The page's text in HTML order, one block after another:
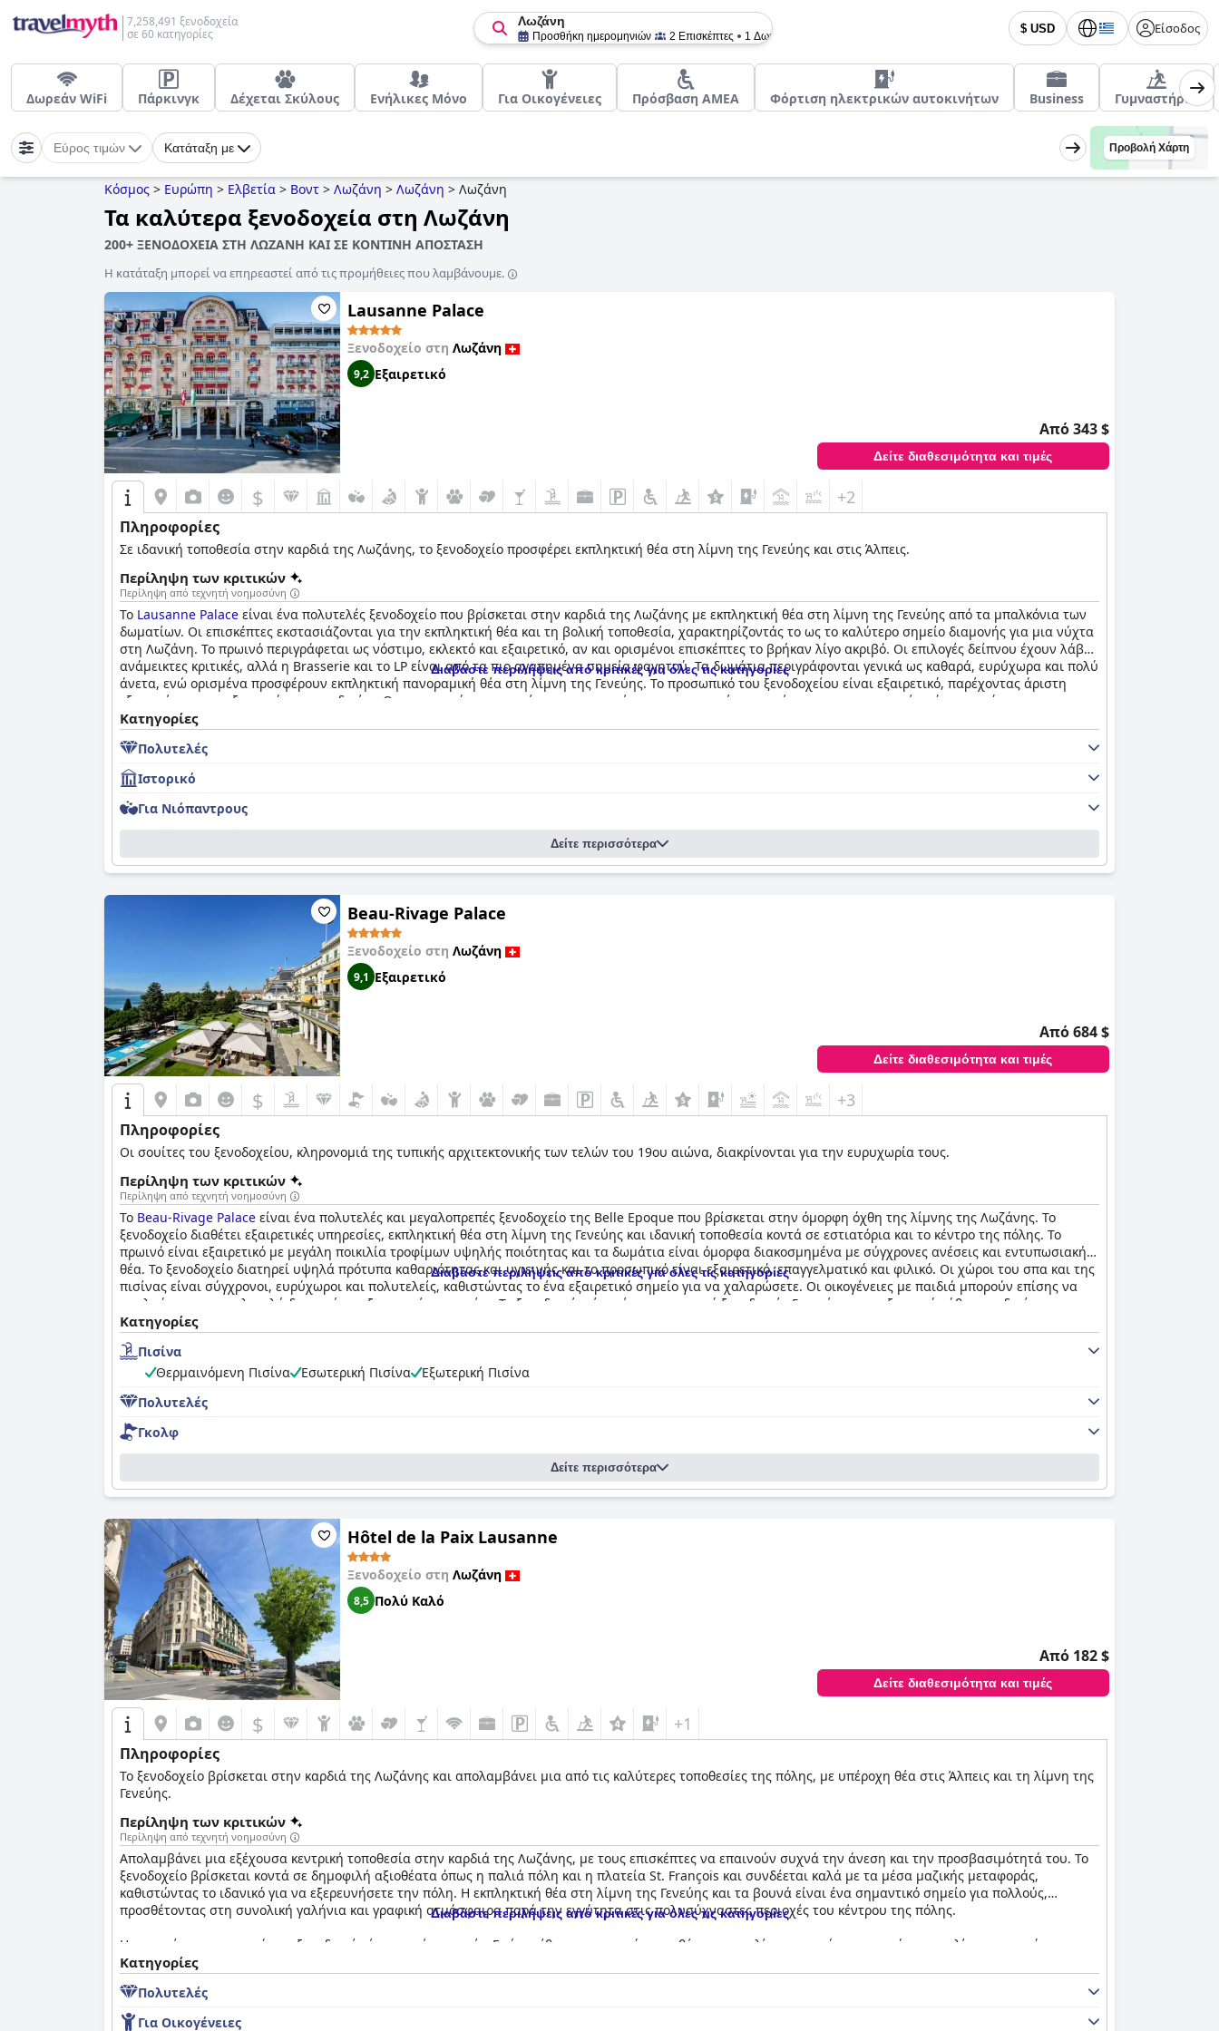
7,258,491 ξενοδοχεία
σε 60 κατηγορίες
$ USD Είσοδος
Λωζάνη
Προσθήκη ημερομηνιών 2 Επισκέπτες 1 Δωμάτιο
Δωρεάν WiFi Πάρκινγκ Δέχεται Σκύλους Ενήλικες Μόνο Για Οικογένειες Πρόσβαση ΑΜΕΑ Φόρτιση ηλεκτρικών αυτοκινήτων Business Γυμναστήριο
Εύρος τιμών Κατάταξη με Προβολή Χάρτη
Κόσμος > Ευρώπη > Ελβετία > Βοντ > Λωζάνη > Λωζάνη > Λωζάνη
Τα καλύτερα ξενοδοχεία στη Λωζάνη
200+ ΞΕΝΟΔΟΧΕΙΑ ΣΤΗ ΛΩΖΑΝΗ ΚΑΙ ΣΕ ΚΟΝΤΙΝΗ ΑΠΟΣΤΑΣΗ
Η κατάταξη μπορεί να επηρεαστεί από τις προμήθειες που λαμβάνουμε.
Lausanne Palace
Ξενοδοχείο στη Λωζάνη
9,2 Εξαιρετικό
Από 343 $
Δείτε διαθεσιμότητα και τιμές
$ +2
Πληροφορίες
Σε ιδανική τοποθεσία στην καρδιά της Λωζάνης, το ξενοδοχείο προσφέρει εκπληκτική θέα στη λίμνη της Γενεύης και στις Άλπεις.
Περίληψη των κριτικών
Περίληψη από τεχνητή νοημοσύνη
Το Lausanne Palace είναι ένα πολυτελές ξενοδοχείο που βρίσκεται στην καρδιά της Λωζάνης με εκπληκτική θέα στη λίμνη της Γενεύης από τα μπαλκόνια των
δωματίων. Οι επισκέπτες εκστασιάζονται για την εκπληκτική θέα και τη βολική τοποθεσία, χαρακτηρίζοντάς το ως το καλύτερο σημείο διαμονής για μια νύχτα
στη Λωζάνη. Το πρωινό περιγράφεται ως νόστιμο, εκλεκτό και εξαιρετικό, αν και ορισμένοι επισκέπτες το βρήκαν λίγο ακριβό. Οι επιλογές δείπνου έχουν λάβει
ανάμεικτες κριτικές, αλλά η Brasserie και το LP είναι από τα πιο αγαπημένα σημεία φαγητού. Τα δωμάτια περιγράφονται γενικά ως καθαρά, ευρύχωρα και πολύ
άνετα, ενώ ορισμένα προσφέρουν εκπληκτική πανοραμική θέα στη λίμνη της Γενεύης. Το προσωπικό του ξενοδοχείου είναι εξαιρετικό, παρέχοντας άριστη
εξυπηρέτηση που ξεπερνά τις προσδοκίες. Οι εγκαταστάσεις σπα είναι φανταστικές, με τους επισκέπτες να έχουν εντυπωσιαστεί από την ποιότητα του σπα
και του προσωπικού του. Η πισίνα αποτελεί σημείο αναφοράς για πολλούς επισκέπτες με θερμοκρασία 30 βαθμών Κελσίου. Τα κρεβάτια είναι άνετα με τους
επισκέπτες να σημειώνουν σταθερά το επίπεδο άνεσής τους. Συνολικά, τοLausanne Palaceείναι ένα φανταστικά πολυτελές ξενοδοχείο που συνιστάται
ανεπιφύλακτα.
Διαβάστε περιλήψεις από κριτικές για όλες τις κατηγορίες
Κατηγορίες
Πολυτελές
Ιστορικό
Για Νιόπαντρους
Δείτε περισσότερα
Beau-Rivage Palace
Ξενοδοχείο στη Λωζάνη
9,1 Εξαιρετικό
Από 684 $
Δείτε διαθεσιμότητα και τιμές
$ +3
Πληροφορίες
Οι σουίτες του ξενοδοχείου, κληρονομιά της τυπικής αρχιτεκτονικής των τελών του 19ου αιώνα, διακρίνονται για την ευρυχωρία τους.
Περίληψη των κριτικών
Περίληψη από τεχνητή νοημοσύνη
Το Beau-Rivage Palace είναι ένα πολυτελές και μεγαλοπρεπές ξενοδοχείο της Belle Epoque που βρίσκεται στην όμορφη όχθη της λίμνης της Λωζάνης. Το
ξενοδοχείο διαθέτει εξαιρετικές υπηρεσίες, εκπληκτική θέα στη λίμνη της Γενεύης και ιδανική τοποθεσία κοντά σε εστιατόρια και το κέντρο της πόλης. Το
πρωινό είναι εξαιρετικό με μεγάλη ποικιλία τροφίμων υψηλής ποιότητας και τα δωμάτια είναι όμορφα διακοσμημένα με σύγχρονες ανέσεις και εντυπωσιακή
θέα. Το ξενοδοχείο διατηρεί υψηλά πρότυπα καθαριότητας και υγιεινής και το προσωπικό είναι εξαιρετικό, επαγγελματικό και φιλικό. Οι χώροι του σπα και της
πισίνας είναι σύγχρονοι, ευρύχωροι και πολυτελείς, καθιστώντας το ένα εξαιρετικό σημείο για να χαλαρώσετε. Οι οικογένειες με παιδιά μπορούν επίσης να
απολαύσουν μια πολυτελή διαμονή με εξαιρετικές εμπειρίες. Το ξενοδοχείο είναι ένα πραγματικό ξενοδοχείο 5 αστέρων που ξεπερνά κάθε προσδοκία και
θεωρείται ένα από τα καλύτερα ξενοδοχεία στον κόσμο. Προσφέρει μια πραγματική αίσθηση πολυτέλειας χωρίς επίδειξη και είναι ένα στολίδι που πρέπει να
επισκεφθείτε για μια ρομαντική απόδραση.
Διαβάστε περιλήψεις από κριτικές για όλες τις κατηγορίες
Κατηγορίες
Πισίνα
Θερμαινόμενη Πισίνα
Εσωτερική Πισίνα
Εξωτερική Πισίνα
Πολυτελές
Γκολφ
Δείτε περισσότερα
Hôtel de la Paix Lausanne
Ξενοδοχείο στη Λωζάνη
8,5 Πολύ Καλό
Από 182 $
Δείτε διαθεσιμότητα και τιμές
$ +1
Πληροφορίες
Το ξενοδοχείο βρίσκεται στην καρδιά της Λωζάνης και απολαμβάνει μια από τις καλύτερες τοποθεσίες της πόλης, με υπέροχη θέα στις Άλπεις και τη λίμνη της
Γενεύης.
Περίληψη των κριτικών
Περίληψη από τεχνητή νοημοσύνη
Απολαμβάνει μια εξέχουσα κεντρική τοποθεσία στην καρδιά της Λωζάνης, με τους επισκέπτες να επαινούν συχνά την άνεση και την προσβασιμότητά του. Το
ξενοδοχείο βρίσκεται κοντά σε δημοφιλή αξιοθέατα όπως η παλιά πόλη και η πλατεία St. François και συνδέεται καλά με τα μέσα μαζικής μεταφοράς,
καθιστώντας το ιδανικό για να εξερευνήσετε την πόλη. Η εκπληκτική θέα στη λίμνη της Γενεύης και τα βουνά είναι ένα σημαντικό σημείο για πολλούς,
προσθέτοντας στη συνολική γαλήνια και γραφική ατμόσφαιρα παρά την εγγύτητα στις πολυσύχναστες περιοχές του κέντρου της πόλης.
Η εμπειρία του πρωινού στο ξενοδοχείο έχει μικτές κριτικές. Ενώ η αίθουσα πρωινού και η θέα της στη λίμνη εκτιμώνται συχνά, η ποικιλία και η ποιότητα των
προσφορών έχουν προκαλέσει κάποια κριτική. Παρ' όλα αυτά, πολλοί επισκέπτες εξακολουθούν να βρίσκουν το πρωινό επαρκές, απολαμβάνοντας το ευχάριστο
περιβάλλον και το εξυπηρετικό προσωπικό. Το δείπνο τα πάει καλύτερα στις κριτικές με υψηλούς επαίνους για την ποιότητα του φαγητού και την ευχάριστη
εξυπηρέτηση, αν και υπάρχει περιθώριο βελτίωσης στην ποικιλία του μενού και τη συνέπεια.
Διαβάστε περιλήψεις από κριτικές για όλες τις κατηγορίες
Κατηγορίες
Πολυτελές
Για Οικογένειες